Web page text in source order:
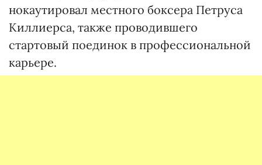
нокаутировал местного боксера Петруса
Киллиерса, также проводившего
стартовый поединок в профессиональной
карьере.